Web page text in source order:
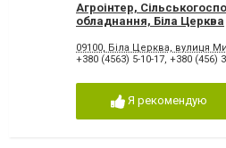
Агроінтер,
обладнання, Біла Церква
09100, Біла Церква, вулиця
+380 (4563) 5-10-17, +380 (456)
Я рекомендую